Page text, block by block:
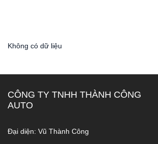
Không có dữ liệu
CÔNG TY TNHH THÀNH CÔNG
AUTO
Đại diện: Vũ Thành Công